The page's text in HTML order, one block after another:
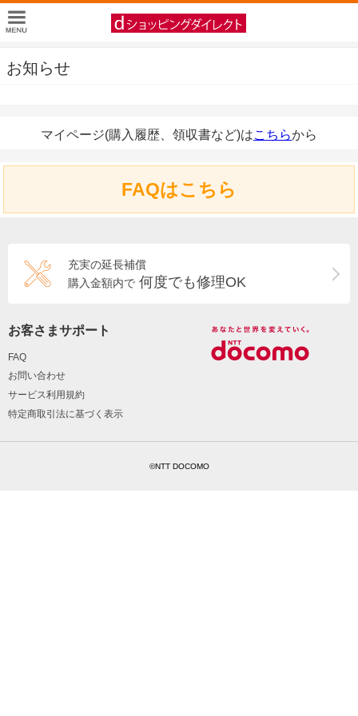
お知らせ
マイページ(購入履歴、領収書など)はこちらから
FAQはこちら
充実の延長補償
購入金額内で 何度でも修理OK
お客さまサポート
FAQ
お問い合わせ
サービス利用規約
特定商取引法に基づく表示
©NTT DOCOMO